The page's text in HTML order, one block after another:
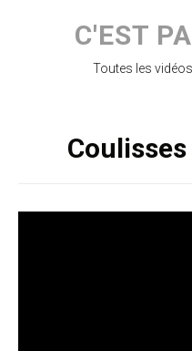
C'EST
Toutes les